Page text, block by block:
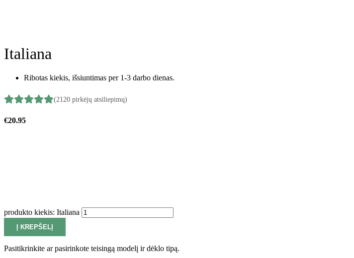
Italiana
Ribotas kiekis, išsiuntimas per 1-3 darbo dienas.
(2120 pirkėjų atsiliepimų)
€20.95
produkto kiekis: Italiana
Į KREPŠELĮ
Pasitikrinkite ar pasirinkote teisingą modelį ir dėklo tipą.